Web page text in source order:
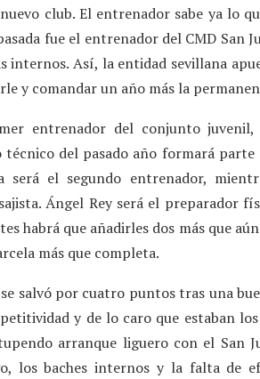
club. El entrenador sabe ya lo
fue el entrenador del CMD San
internos. Así, la entidad sevillana
y comandar un año más la
entrenador del conjunto
del pasado año formará parte
será el segundo entrenador,
Ángel Rey será el preparador
habrá que añadirles dos más que
más que completa.
salvó por cuatro puntos tras una
y de lo caro que estaban
arranque liguero con el San
los baches internos y la falta de